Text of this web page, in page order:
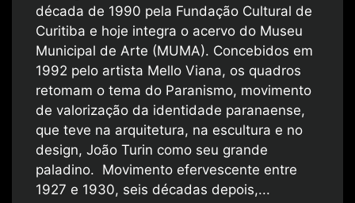
década de 1990 pela Fundação Cultural de
Curitiba e hoje integra o acervo do Museu
Municipal de Arte (MUMA). Concebidos em
1992 pelo artista Mello Viana, os quadros
retomam o tema do Paranismo, movimento
de valorização da identidade paranaense,
que teve na arquitetura, na escultura e no
design, João Turin como seu grande
paladino. Movimento efervescente entre
1927 e 1930, seis décadas depois,...